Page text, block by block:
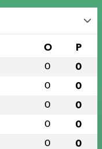
O P
0 0
0 0
0 0
0 0
0 0